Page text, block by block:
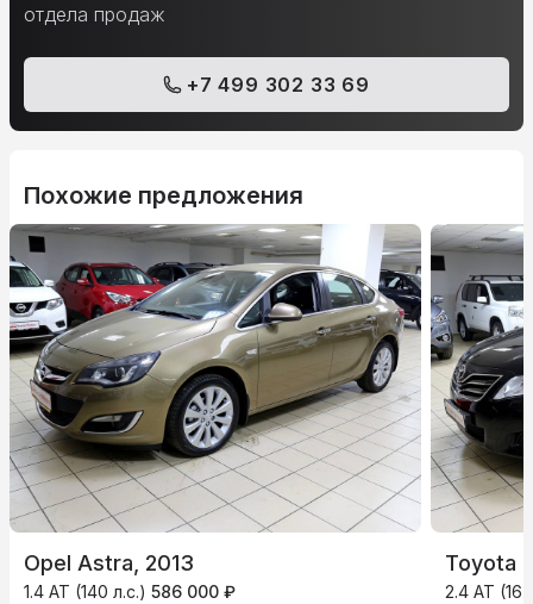
отдела продаж
+7 499 302 33 69
Похожие предложения
Opel Astra, 2013
1.4 AT (140 л.с.) 586 000 ₽
Toyota
2.4 AT